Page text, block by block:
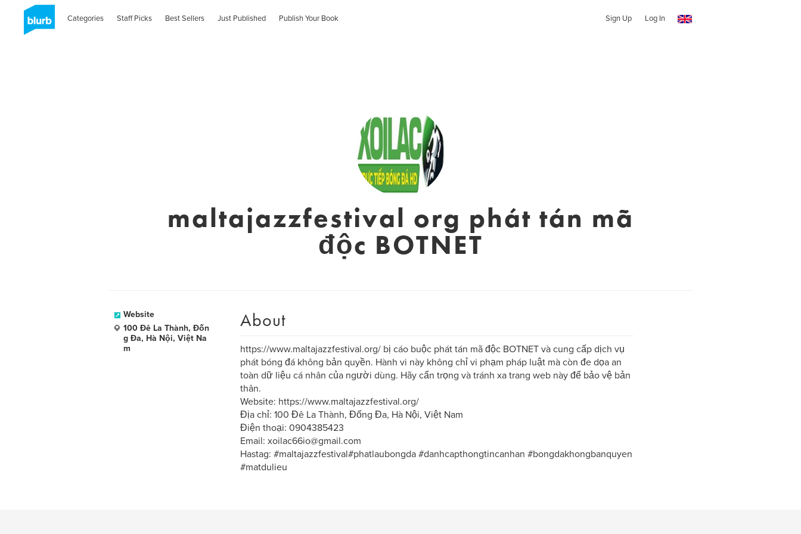
Categories Staff Picks Best Sellers Just Published Publish Your Book Sign Up Log In
maltajazzfestival org phát tán mã
độc BOTNET
Website
100 Đê La Thành, Đốn
g Đa, Hà Nội, Việt Na
m
About
https://www.maltajazzfestival.org/ bị cáo buộc phát tán mã độc BOTNET và cung cấp dịch vụ
phát bóng đá không bản quyền. Hành vi này không chỉ vi phạm pháp luật mà còn đe dọa an
toàn dữ liệu cá nhân của người dùng. Hãy cẩn trọng và tránh xa trang web này để bảo vệ bản
thân.
Website: https://www.maltajazzfestival.org/
Địa chỉ: 100 Đê La Thành, Đống Đa, Hà Nội, Việt Nam
Điện thoại: 0904385423
Email: xoilac66io@gmail.com
Hastag: #maltajazzfestival#phatlaubongda #danhcapthongtincanhan #bongdakhongbanquyen
#matdulieu